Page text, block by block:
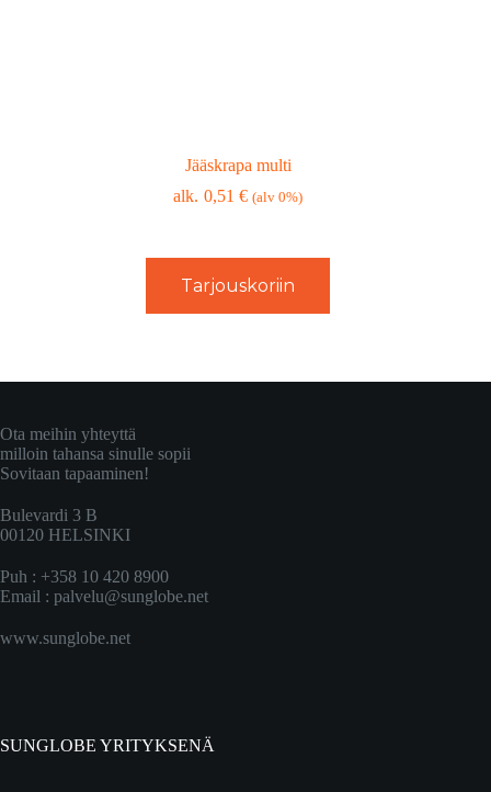
Jääskrapa multi
0,51€ (alv 0%)
Tarjouskoriin
Ota meihin yhteyttä
milloin tahansa sinulle sopii
Sovitaan tapaaminen!
Bulevardi 3 B
00120 HELSINKI
Puh : +358 10 420 8900
Email : palvelu@sunglobe.net
www.sunglobe.net
SUNGLOBE YRITYKSENÄ